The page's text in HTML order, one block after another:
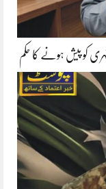
کو پیش ہونے کا حکم